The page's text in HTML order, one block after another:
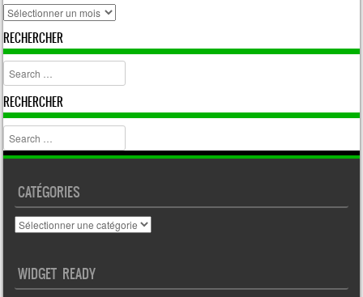
archive
RECHERCHER
Search
RECHERCHER
Search
CATÉGORIES
Catégories
WIDGET READY